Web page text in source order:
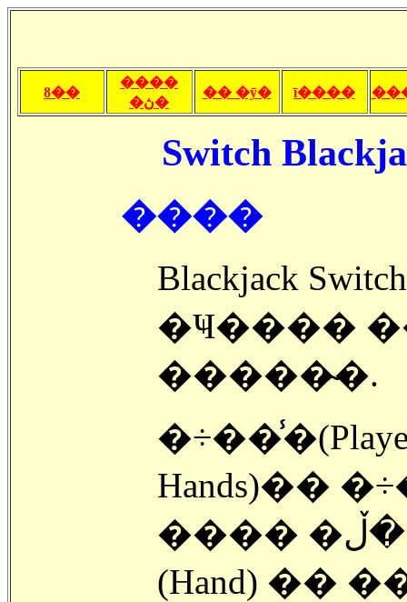
ȣ��
����
�ڽ�
�� �ȳ� ī����
Switch
����
Blackjack
�Ҹ����
�����̴�.
���� �ݾ��� ������ �ڵ�
(Hand) ��